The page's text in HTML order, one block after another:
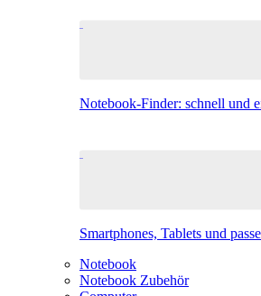
Notebook-Finder: schnell und
Smartphones, Tablets und
Notebook
Notebook Zubehör